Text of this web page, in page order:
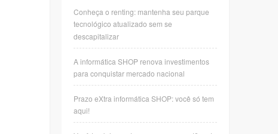
Conheça o renting: mantenha seu parque
tecnológico atualizado sem se
descapitalizar
A informática SHOP renova investimentos
para conquistar mercado nacional
Prazo eXtra informática SHOP: você só tem
aqui!